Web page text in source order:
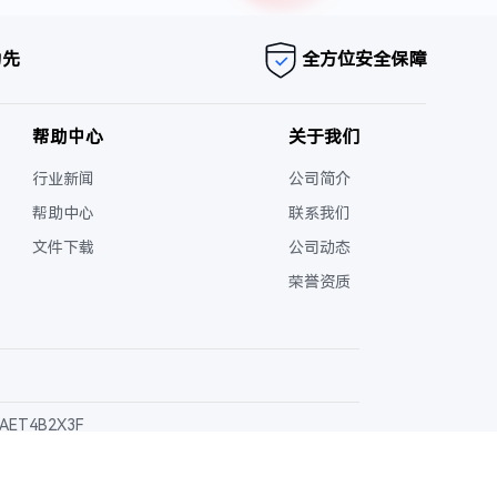
全方位安全保障
帮助中心
行业新闻
帮助中心
文件下载
关于我们
公司简介
联系我们
公司动态
荣誉资质